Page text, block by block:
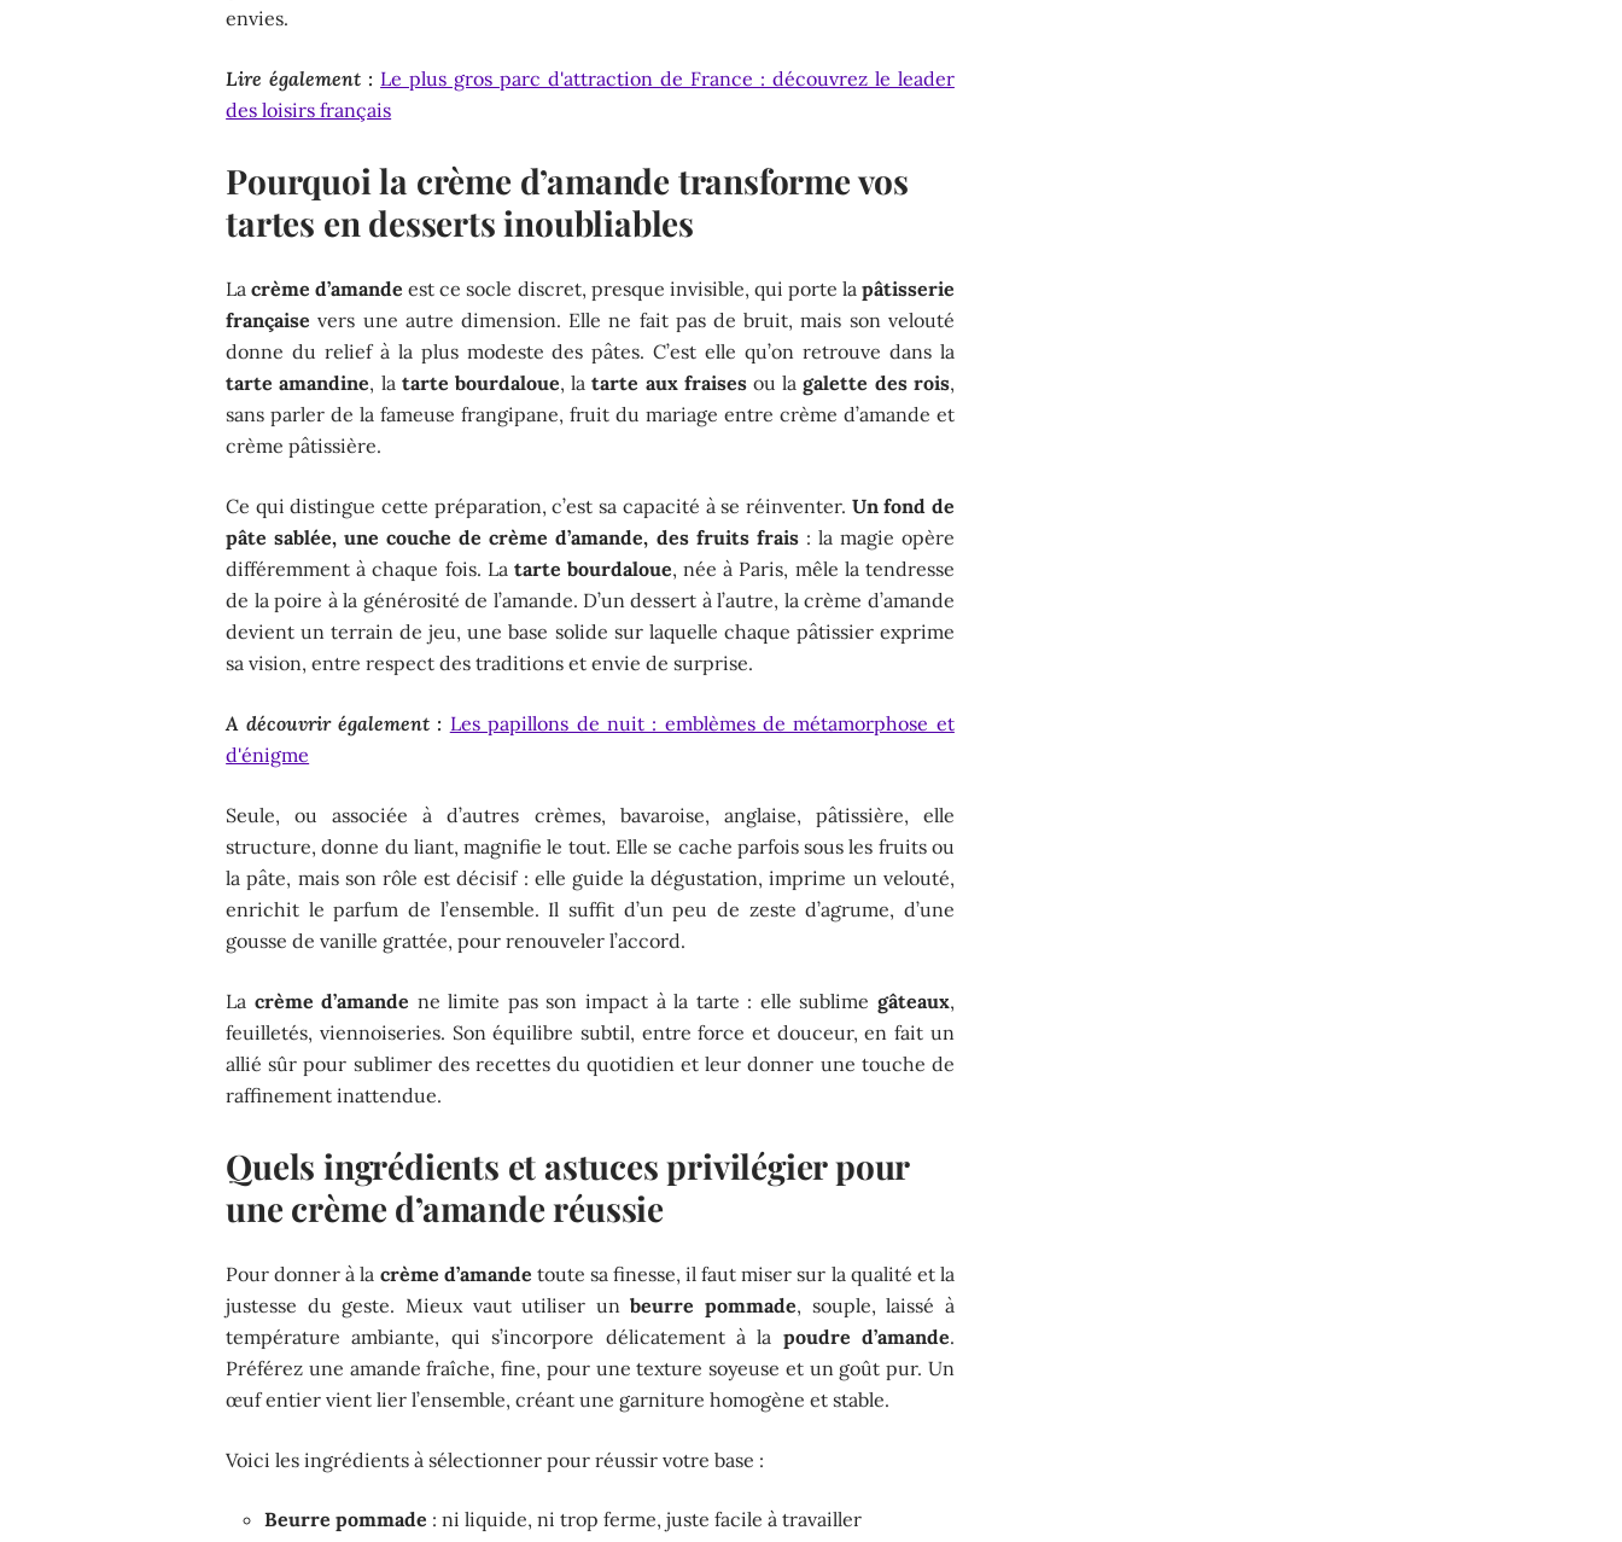
envies.
Lire également : Le plus gros parc d'attraction de France : découvrez le leader
des loisirs français
Pourquoi la crème d’amande transforme vos
tartes en desserts inoubliables
Lacrème d’amande est ce socle discret, presque invisible, qui porte la pâtisserie
française vers une autre dimension. Elle ne fait pas de bruit, mais son velouté
donne du relief à la plus modeste des pâtes. C’est elle qu’on retrouve dans la
tarte amandine, la tarte bourdaloue, latarte aux fraisesou lagalette des rois,
sans parler de la fameuse frangipane, fruit du mariage entre crème d’amande et
crème pâtissière.
Ce qui distingue cette préparation, c’est sa capacité à se réinventer. Un fond de
pâte sablée, une couche de crème d’amande, des fruits frais: la magie opère
différemment à chaque fois. La tarte bourdaloue, née à Paris, mêle la tendresse
de la poire à la générosité de l’amande. D’un dessert à l’autre, la crème d’amande
devient un terrain de jeu, une base solide sur laquelle chaque pâtissier exprime
sa vision, entre respect des traditions et envie de surprise.
A découvrir également : Les papillons de nuit : emblèmes de métamorphose et
d'énigme
Seule, ou associée à d’autres crèmes, bavaroise, anglaise, pâtissière, elle
structure, donne du liant, magnifie le tout. Elle se cache parfois sous les fruits ou
la pâte, mais son rôle est décisif : elle guide la dégustation, imprime un velouté,
enrichit le parfum de l’ensemble. Il suffit d’un peu de zeste d’agrume, d’une
gousse de vanille grattée, pour renouveler l’accord.
La crème d’amande ne limite pas son impact à la tarte : elle sublime gâteaux,
feuilletés, viennoiseries. Son équilibre subtil, entre force et douceur, en fait un
allié sûr pour sublimer des recettes du quotidien et leur donner une touche de
raffinement inattendue.
Quels ingrédients et astuces privilégier pour
une crème d’amande réussie
Pour donner à la crème d’amande toute sa finesse, il faut miser sur la qualité et la
justesse du geste. Mieux vaut utiliser unbeurre pommade, souple, laissé à
température ambiante, qui s’incorpore délicatement à la poudre d’amande.
Préférez une amande fraîche, fine, pour une texture soyeuse et un goût pur. Un
œuf entier vient lier l’ensemble, créant une garniture homogène et stable.
Voici les ingrédients à sélectionner pour réussir votre base :
Beurre pommade : ni liquide, ni trop ferme, juste facile à travailler